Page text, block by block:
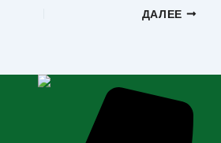
ДАЛЕЕ